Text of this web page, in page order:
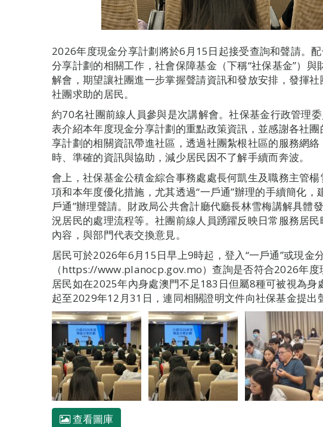
2026年度現金分享計劃將於6月15日起接受查詢和聲請。
分享計劃的相關工作，社會保障基金（下稱“社保基金”）
解會，期望讓社團進一步掌握聲請資訊和發放安排，發揮
社團求助的居民。
約70名社團前線人員參與是次講解會。社保基金行政管理
表介紹本年度現金分享計劃的重點政策資訊，並感謝各社
享計劃的相關資訊帶進社區，透過社團紮根社區的服務網
時、準確的資訊與協助，減少居民因不了解手續而奔波。
會上，社保基金公積金綜合事務處處長何凱生及職務主管
項和本年度優化措施，尤其透過“一戶通”辦理的手續簡化，
戶通”辦理聲請。財政局公共會計廳代廳長林雪梅講解具體
況居民的處理流程等。社團前線人員踴躍反映日常服務居
內容，與部門代表交換意見。
居民可於2026年6月15日早上9時起，登入“一戶通”或現金
（https://www.planocp.gov.mo）查詢是否符合2026年度
居民如在2025年內身處澳門不足183日但屬8種可被視為身
起至2029年12月31日，連同相關證明文件向社保基金提出
查看圖庫